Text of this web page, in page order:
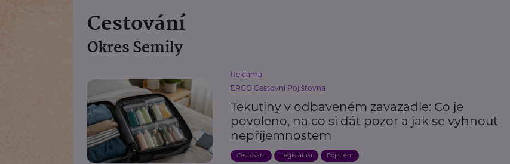
Cestování
Okres Semily
Reklama
ERGO Cestovní Pojišťovna
Tekutiny v odbaveném zavazadle: Co je
povoleno, na co si dát pozor a jak se vyhnout
nepříjemnostem
Cestování Legislativa Pojištění